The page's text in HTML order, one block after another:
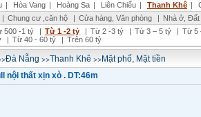
| Hòa Vang | Hoàng Sa | Liên Chiểu | Thanh Khê |
| Chung cư ,căn hộ | Cửa hàng, Văn phòng | Nhà ở,
500 -1 tỷ | Từ 1 -2 tỷ | Từ 2 -3 tỷ | Từ 3 – 5 tỷ | Từ 5
| Từ 40 - 60 tỷ | Trên 60 tỷ
Đà Nẵng >>Thanh Khê >>Mặt phố, Mặt tiền
nội thất xịn xò . DT:46m